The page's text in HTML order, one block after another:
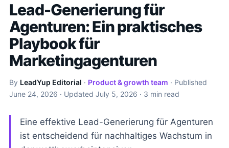
Lead-Generierung für
Agenturen: Ein praktisches
Playbook für
Marketingagenturen
By LeadYup Editorial · Product & growth team · Published
June 24, 2026 · Updated July 5, 2026 · 3 min read
Eine effektive Lead-Generierung für Agenturen
ist entscheidend für nachhaltiges Wachstum in